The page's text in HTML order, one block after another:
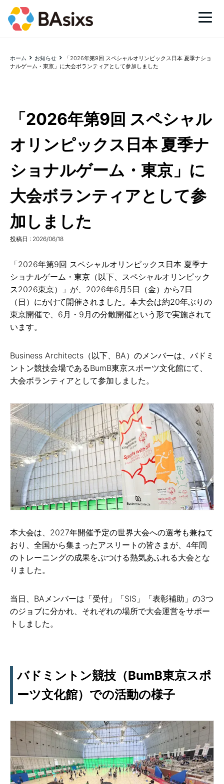
ホーム お知らせ
「2026年第9回 スペシャルオリンピックス日本 夏季ナショ
ナルゲーム・東京」に大会ボランティアとして参加しました
「2026年第9回 スペシャル
オリンピックス日本 夏季ナ
ショナルゲーム・東京」に
大会ボランティアとして参
加しました
投稿日 : 2026/06/18
「2026年第9回 スペシャルオリンピックス日本 夏季ナ
ショナルゲーム・東京（以下、スペシャルオリンピック
ス2026東京）」が、2026年6月5日（金）から7日
（日）にかけて開催されました。本大会は約20年ぶりの
東京開催で、6月・9月の分散開催という形で実施されて
います。
Business Architects（以下、BA）のメンバーは、バドミ
ントン競技会場であるBumB東京スポーツ文化館にて、
大会ボランティアとして参加しました。
本大会は、2027年開催予定の世界大会への選考も兼ねて
おり、全国から集まったアスリートの皆さまが、4年間
のトレーニングの成果をぶつける熱気あふれる大会とな
りました。
当日、BAメンバーは「受付」「SIS」「表彰補助」の3つ
のジョブに分かれ、それぞれの場所で大会運営をサポー
トしました。
バドミントン競技（BumB東京スポ
ーツ文化館）での活動の様子